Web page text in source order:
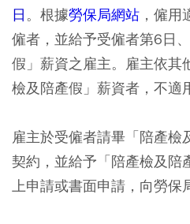
日。根據勞保局網站 ，僱
僱者，並給予受僱者第6日
假」薪資之雇主。雇主依其
檢及陪產假」薪資者，不適
雇主於受僱者請畢「陪產檢
契約，並給予「陪產檢及陪
上申請或書面申請，向勞保